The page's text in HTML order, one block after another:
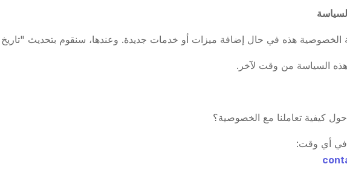
الخصوصية هذه في حال إضافة ميزات أو خدمات جديدة. وعندها، سنقوم بتحديث
السياسة من وقت لآخر.
كيفية تعاملنا مع الخصوصية؟
في أي وقت: